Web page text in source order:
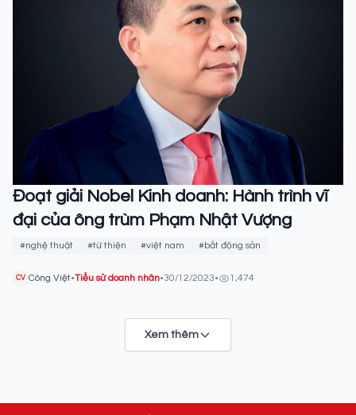
Đoạt giải Nobel Kinh doanh: Hành trình vĩ
đại của ông trùm Phạm Nhật Vượng
#nghệ thuật #từ thiện #việt nam #bất động sản
CV Công Việt•Tiểu sử doanh nhân•30/12/2023• 1,474
Xem thêm